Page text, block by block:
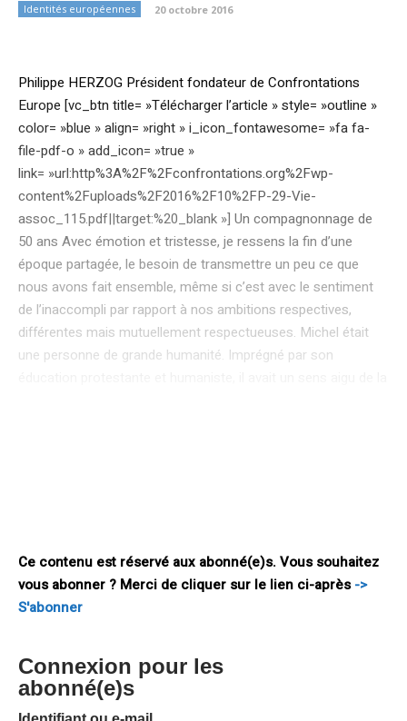
Identités européennes 20 octobre 2016
Philippe HERZOG Président fondateur de Confrontations
Europe [vc_btn title= »Télécharger l’article » style= »outline »
color= »blue » align= »right » i_icon_fontawesome= »fa fa-
file-pdf-o » add_icon= »true »
link= »url:http%3A%2F%2Fconfrontations.org%2Fwp-
content%2Fuploads%2F2016%2F10%2FP-29-Vie-
assoc_115.pdf||target:%20_blank »] Un compagnonnage de
50 ans Avec émotion et tristesse, je ressens la fin d’une
époque partagée, le besoin de transmettre un peu ce que
nous avons fait ensemble, même si c’est avec le sentiment
de l’inaccompli par rapport à nos ambitions respectives,
différentes mais mutuellement respectueuses. Michel était
une personne de grande humanité. Imprégné par son
Ce contenu est réservé aux abonné(e)s. Vous souhaitez
vous abonner ? Merci de cliquer sur le lien ci-après->
S'abonner
Connexion pour les
abonné(e)s